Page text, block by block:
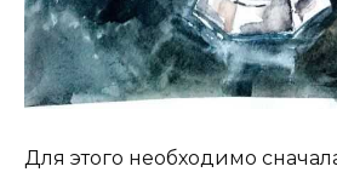
Для этого необходимо